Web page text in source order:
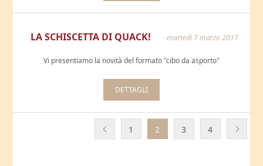
LA SCHISCETTA DI QUACK! -martedì 7 marzo 2017
Vi presentiamo la novità del formato "cibo da asporto"
DETTAGLI
1 2 3 4